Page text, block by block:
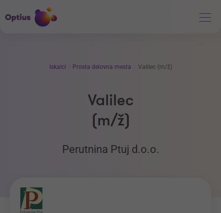
Iskalci Prosta delovna mesta Valilec (m/ž)
Valilec
(m/ž)
Perutnina Ptuj d.o.o.